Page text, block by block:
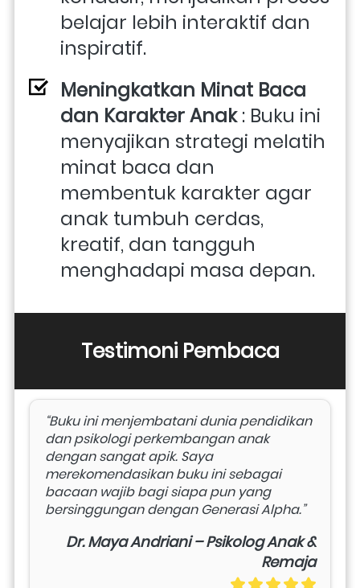
belajar lebih interaktif dan
inspiratif.
Meningkatkan Minat Baca
dan Karakter Anak : Buku ini
menyajikan strategi melatih
minat baca dan
membentuk karakter agar
anak tumbuh cerdas,
kreatif, dan tangguh
menghadapi masa depan.
Testimoni Pembaca
“Buku ini menjembatani dunia pendidikan
dan psikologi perkembangan anak
dengan sangat apik. Saya
merekomendasikan buku ini sebagai
bacaan wajib bagi siapa pun yang
bersinggungan dengan Generasi Alpha.”
Dr. Maya Andriani – Psikolog Anak &
Remaja